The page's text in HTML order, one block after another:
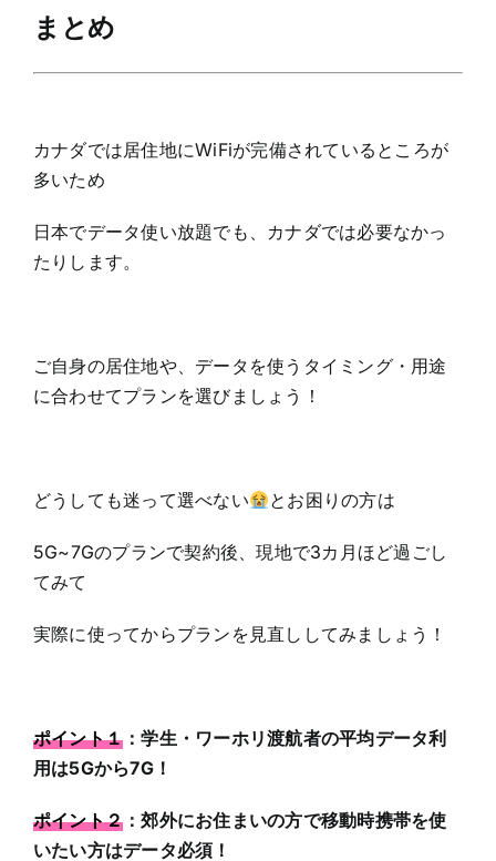
まとめ
カナダでは居住地にWiFiが完備されているところが
多いため
日本でデータ使い放題でも、カナダでは必要なかっ
たりします。
ご自身の居住地や、データを使うタイミング・用途
に合わせてプランを選びましょう！
どうしても迷って選べない とお困りの方は
5G~7Gのプランで契約後、現地で3カ月ほど過ごし
てみて
実際に使ってからプランを見直ししてみましょう！
ポイント１ ：学生・ワーホリ渡航者の平均データ利
用は5Gから7G！
ポイント２ ：郊外にお住まいの方で移動時携帯を使
いたい方はデータ必須！